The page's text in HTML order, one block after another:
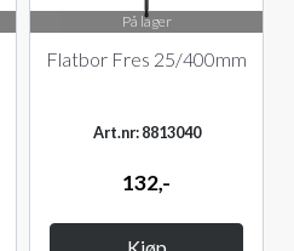
På lager
Flatbor Fres 25/400mm
Art.nr: 8813040
132,-